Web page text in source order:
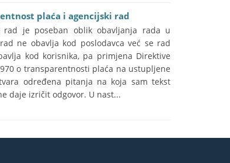
plaća i agencijski rad
rad je poseban oblik obavljanja rada u
ne obavlja kod poslodavca već se rad
kod korisnika, pa primjena Direktive
970 o transparentnosti plaća na ustupljene
određena pitanja na koja sam tekst
daje izričit odgovor. U nast...